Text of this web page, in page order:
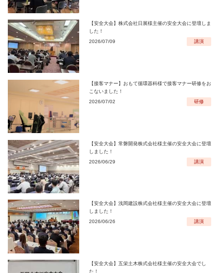
【安全大会】株式会社日展様主催の安全大会に登壇しま
した！
2026/07/09
講演
【接客マナー】おもて循環器科様で接客マナー研修をお
こないました！
2026/07/02
研修
【安全大会】常磐開発株式会社様主催の安全大会に登壇
しました！
2026/06/29
講演
【安全大会】浅岡建設株式会社様主催の安全大会に登壇
しました！
2026/06/26
講演
【安全大会】五栄土木株式会社様主催の安全大会でし
た！